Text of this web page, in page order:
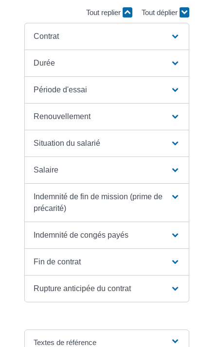
Tout replier Tout déplier
Contrat
Durée
Période d'essai
Renouvellement
Situation du salarié
Salaire
Indemnité de fin de mission (prime de
précarité)
Indemnité de congés payés
Fin de contrat
Rupture anticipée du contrat
Textes de référence